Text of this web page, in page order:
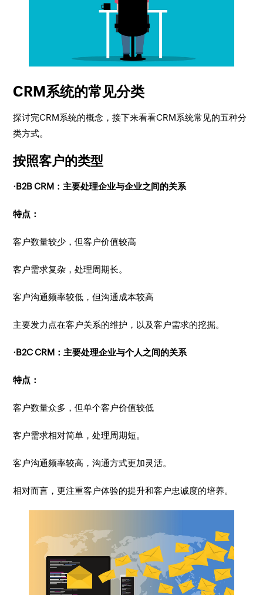
CRM系统的常见分类
探讨完CRM系统的概念，接下来看看CRM系统常见的五种分
类方式。
按照客户的类型
·B2B CRM：主要处理企业与企业之间的关系
特点：
客户数量较少，但客户价值较高
客户需求复杂，处理周期长。
客户沟通频率较低，但沟通成本较高
主要发力点在客户关系的维护，以及客户需求的挖掘。
·B2C CRM：主要处理企业与个人之间的关系
特点：
客户数量众多，但单个客户价值较低
客户需求相对简单，处理周期短。
客户沟通频率较高，沟通方式更加灵活。
相对而言，更注重客户体验的提升和客户忠诚度的培养。